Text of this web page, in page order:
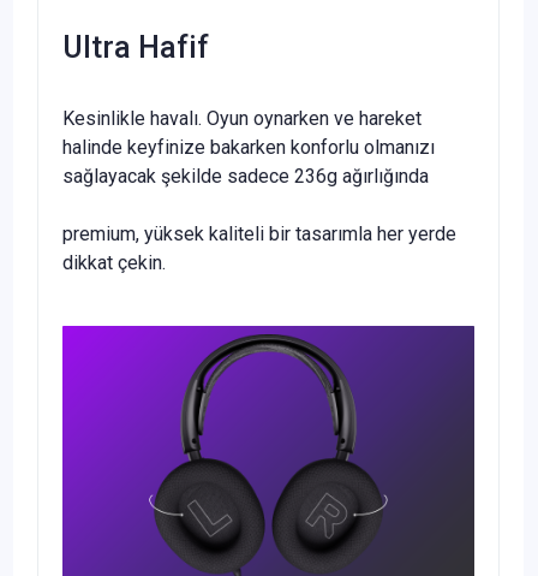
Ultra Hafif
Kesinlikle havalı. Oyun oynarken ve hareket
halinde keyfinize bakarken konforlu olmanızı
sağlayacak şekilde sadece 236g ağırlığında
premium, yüksek kaliteli bir tasarımla her yerde
dikkat çekin.